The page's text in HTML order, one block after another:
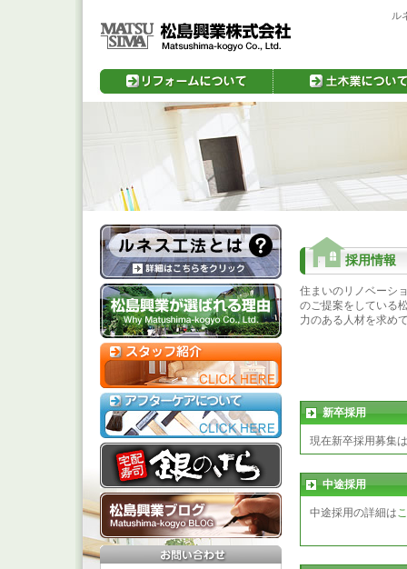
ル
採用情報
住まいのリノベーシ
のご提案をしている
力のある人材を求め
新卒採用
現在新卒採用募集
中途採用
中途採用の詳細は